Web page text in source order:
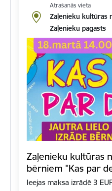
Atrašanās vieta
Zaļenieku kultūras
Zaļenieku pagasts
Zaļenieku kultūras
bērniem "Kas par
Ieejas maksa izrādē 3